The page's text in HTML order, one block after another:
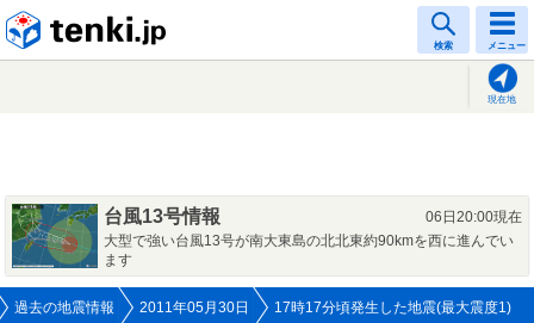
検索 メニュー
現在地
台風13号情報
06日20:00現在
大型で強い台風13号が南大東島の北北東約90kmを西に進んでい
ます
過去の地震情報 2011年05月30日 17時17分頃発生した地震(最大震度1)